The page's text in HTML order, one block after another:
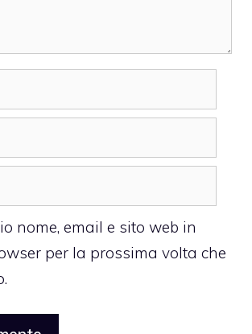
nome, email e sito web in
per la prossima volta che